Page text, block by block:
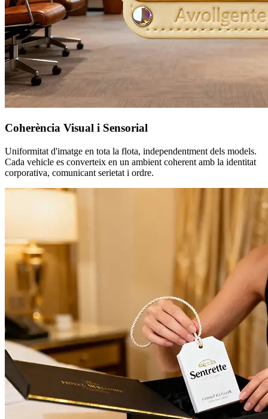
Coherència Visual i Sensorial
Uniformitat d'imatge en tota la flota, independentment dels models.
Cada vehicle es converteix en un ambient coherent amb la identitat
corporativa, comunicant serietat i ordre.